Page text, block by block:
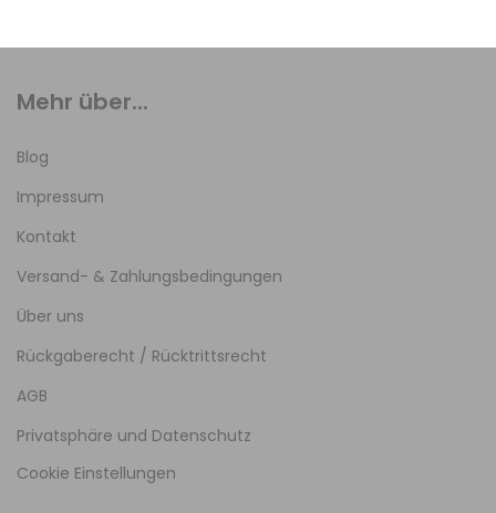
Mehr über...
Blog
Impressum
Kontakt
Versand- & Zahlungsbedingungen
Über uns
Rückgaberecht / Rücktrittsrecht
AGB
Privatsphäre und Datenschutz
Cookie Einstellungen